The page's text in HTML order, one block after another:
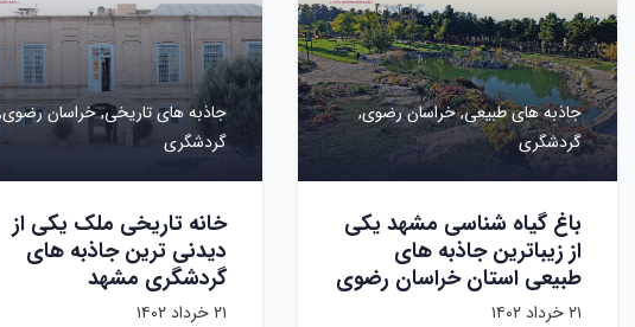
جاذبه های طبیعی,خراسان رضوی,
گردشگری
باغ گیاه شناسی مشهد یکی
از زیباترین جاذبه های
طبیعی استان خراسان رضوی
۲۱ خرداد ۱۴۰۲
جاذبه های تاریخی,خراسان رضوی,
گردشگری
خانه تاریخی ملک یکی از
دیدنی ترین جاذبه های
گردشگری مشهد
۲۱ خرداد ۱۴۰۲